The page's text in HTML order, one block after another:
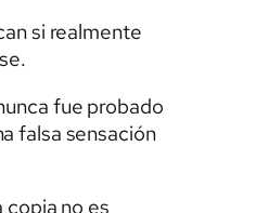
si realmente
fue probado
falsa sensación
copia no es